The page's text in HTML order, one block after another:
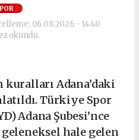
06.08.2026 - 14:40
okundu.
Adana’daki
Türkiye Spor
Adana Şubesi’nce
hale gelen